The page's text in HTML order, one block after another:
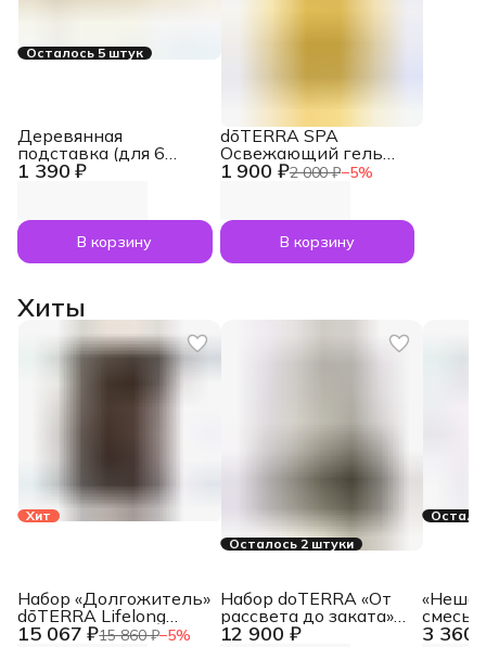
Осталось 5 штук
1 390 ₽
Деревянная
подставка (для 6
масел по 15 мл)
В корзину
1 900 ₽2 000 ₽−5%
dōTERRA SPA
Освежающий гель
для душа Refreshing
В корзину
Хиты
Хит
15 067 ₽15 860 ₽−5%
Набор «Долгожитель»
dōTERRA Lifelong
Vitality Pack, 3x120
Осталось 2 штуки
12 900 ₽
Набор doTERRA «От
рассвета до заката»
увлажнитель воздуха
3 360
смесь